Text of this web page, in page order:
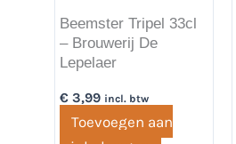
Beemster Tripel 33cl
– Brouwerij De
Lepelaer
€ 3,99 incl. btw
Toevoegen aan